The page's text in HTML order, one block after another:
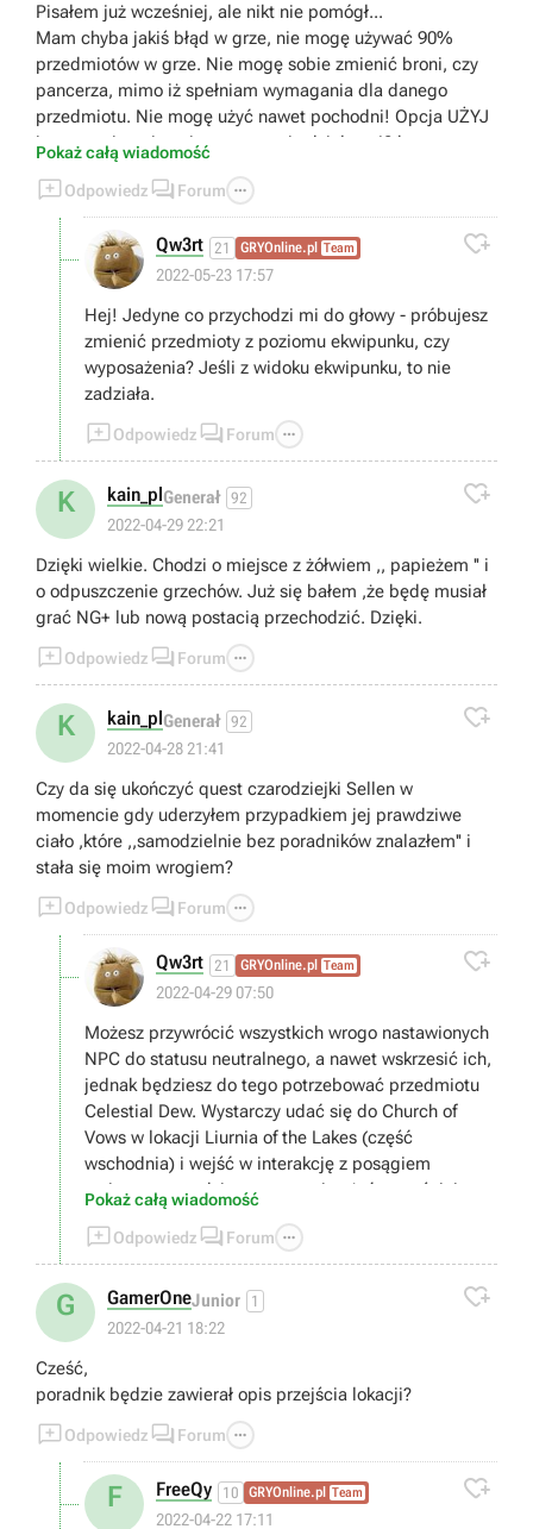
Pisałem już wcześniej, ale nikt nie pomógł...
Mam chyba jakiś błąd w grze, nie mogę używać 90%
przedmiotów w grze. Nie mogę sobie zmienić broni, czy
pancerza, mimo iż spełniam wymagania dla danego
przedmiotu. Nie mogę użyć nawet pochodni! Opcja UŻYJ
jest przyciemniona i po prostu nie działa... 40 h gry.
Odkryte cale podgrodno i nic.
Pokaż całą wiadomość
Odpowiedz  Forum 
Qw3rt 21 GRYOnline.pl Team
2022-05-23 17:57

Hej! Jedyne co przychodzi mi do głowy - próbujesz
zmienić przedmioty z poziomu ekwipunku, czy
wyposażenia? Jeśli z widoku ekwipunku, to nie
zadziała.
Odpowiedz  Forum 
K kain_pl Generał 92
2022-04-29 22:21

Dzięki wielkie. Chodzi o miejsce z żółwiem ,, papieżem '' i
o odpuszczenie grzechów. Już się bałem ,że będę musiał
grać NG+ lub nową postacią przechodzić. Dzięki.
Odpowiedz  Forum 
K kain_pl Generał 92
2022-04-28 21:41

Czy da się ukończyć quest czarodziejki Sellen w
momencie gdy uderzyłem przypadkiem jej prawdziwe
ciało ,które ,,samodzielnie bez poradników znalazłem'' i
stała się moim wrogiem?
Odpowiedz  Forum 
Qw3rt 21 GRYOnline.pl Team
2022-04-29 07:50

Możesz przywrócić wszystkich wrogo nastawionych
NPC do statusu neutralnego, a nawet wskrzesić ich,
jednak będziesz do tego potrzebować przedmiotu
Celestial Dew. Wystarczy udać się do Church of
Vows w lokacji Liurnia of the Lakes (część
wschodnia) i wejść w interakcję z posągiem
stojącym w wodzie, a następnie użyć wcześniej
wymienionego przedmiotu.
Niestety nie znam polskich nazw, ale na pewno uda
Ci się ogarnąć temat bez tego :)
Pokaż całą wiadomość
Odpowiedz  Forum 
G GamerOneJunior 1
2022-04-21 18:22

Cześć,
poradnik będzie zawierał opis przejścia lokacji?
Odpowiedz  Forum 
F FreeQy 10 GRYOnline.pl Team
2022-04-22 17:11
